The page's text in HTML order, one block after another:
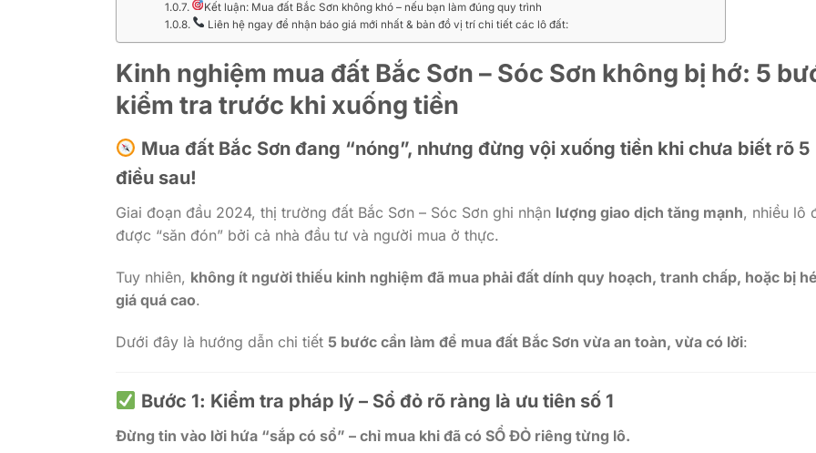
Kết luận: Mua đất Bắc Sơn không khó – nếu bạn làm đúng quy trình
Liên hệ ngay để nhận báo giá mới nhất & bản đồ vị trí chi tiết các lô đất:
Kinh nghiệm mua đất Bắc Sơn – Sóc Sơn không bị hớ: 5
kiểm tra trước khi xuống tiền
Mua đất Bắc Sơn đang “nóng”, nhưng đừng vội xuống tiền khi chưa biết rõ 5
điều sau!
Giai đoạn đầu 2024, thị trường đất Bắc Sơn – Sóc Sơn ghi nhận lượng giao dịch tăng mạnh, nhiều lô
được “săn đón” bởi cả nhà đầu tư và người mua ở thực.
Tuy nhiên, không ít người thiếu kinh nghiệm đã mua phải đất dính quy hoạch, tranh chấp, hoặc bị
giá quá cao.
Dưới đây là hướng dẫn chi tiết 5 bước cần làm để mua đất Bắc Sơn vừa an toàn, vừa có lời:
Bước 1: Kiểm tra pháp lý – Sổ đỏ rõ ràng là ưu tiên số 1
Đừng tin vào lời hứa “sắp có sổ” – chỉ mua khi đã có SỔ ĐỎ riêng từng lô.